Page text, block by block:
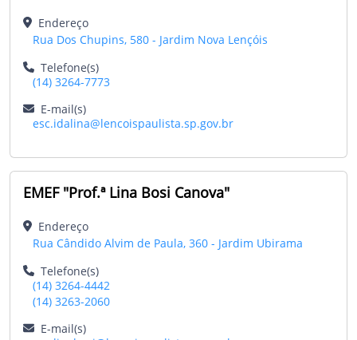
Endereço
Rua Dos Chupins, 580 - Jardim Nova Lençóis
Telefone(s)
(14) 3264-7773
E-mail(s)
esc.idalina@lencoispaulista.sp.gov.br
EMEF "Prof.ª Lina Bosi Canova"
Endereço
Rua Cândido Alvim de Paula, 360 - Jardim Ubirama
Telefone(s)
(14) 3264-4442
(14) 3263-2060
E-mail(s)